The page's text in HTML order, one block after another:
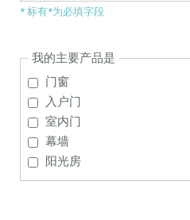
* 标有*为必填字段
我的主要产品是
门窗
入户门
室内门
幕墙
阳光房